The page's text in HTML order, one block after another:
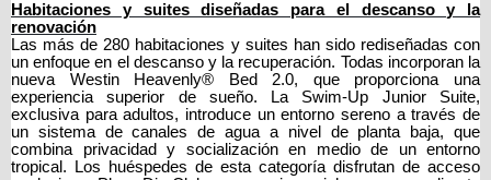
Habitaciones y suites diseñadas para el descanso y la
renovación
Las más de 280 habitaciones y suites han sido rediseñadas con
un enfoque en el descanso y la recuperación. Todas incorporan la
nueva Westin Heavenly® Bed 2.0, que proporciona una
experiencia superior de sueño. La Swim-Up Junior Suite,
exclusiva para adultos, introduce un entorno sereno a través de
un sistema de canales de agua a nivel de planta baja, que
combina privacidad y socialización en medio de un entorno
tropical. Los huéspedes de esta categoría disfrutan de acceso